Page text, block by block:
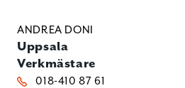
ANDREA DONI
Uppsala
Verkmästare
018-410 87 61